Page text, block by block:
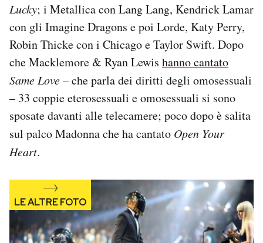
Lucky; i Metallica con Lang Lang, Kendrick Lamar
con gli Imagine Dragons e poi Lorde, Katy Perry,
Robin Thicke con i Chicago e Taylor Swift. Dopo
che Macklemore & Ryan Lewis hanno cantato
Same Love– che parla dei diritti degli omosessuali
– 33 coppie eterosessuali e omosessuali si sono
sposate davanti alle telecamere; poco dopo è salita
sul palco Madonna che ha cantato Open Your
Heart.